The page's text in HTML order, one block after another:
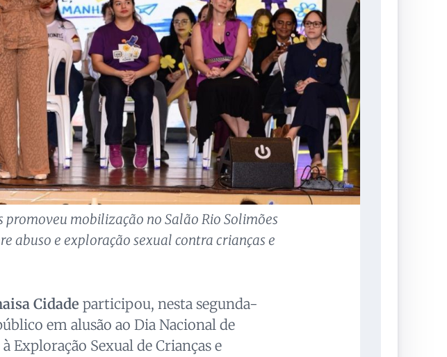
promoveu mobilização no Salão Rio Solimões
abuso e exploração sexual contra crianças e
Cidade participou, nesta segunda-
em alusão ao Dia Nacional de
Exploração Sexual de Crianças e